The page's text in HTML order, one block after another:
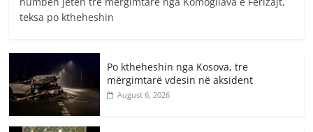
teksa po ktheheshin
Po ktheheshin nga Kosova, tre
mërgimtarë vdesin në aksident
August 6, 2026